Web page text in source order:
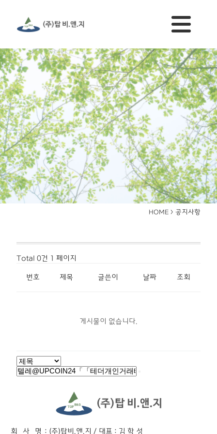
HOME > 공지사항
Total 0건 1 페이지
번호 제목 글쓴이 날짜 조회
게시물이 없습니다.
회 사 명 : (주)탑비.앤.지 / 대표 : 김 학 성